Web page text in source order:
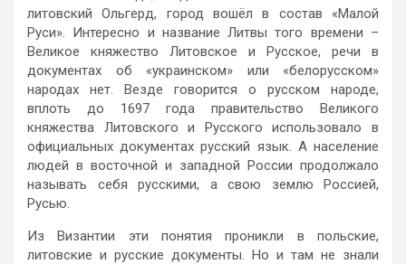
литовский Ольгерд, город вошёл в состав «Малой
Руси». Интересно и название Литвы того времени –
Великое княжество Литовское и Русское, речи в
документах об «украинском» или «белорусском»
народах нет. Везде говорится о русском народе,
вплоть до 1697 года правительство Великого
княжества Литовского и Русского использовало в
официальных документах русский язык. А население
людей в восточной и западной России продолжало
называть себя русскими, а свою землю Россией,
Русью.
Из Византии эти понятия проникли в польские,
литовские и русские документы. Но и там не знали